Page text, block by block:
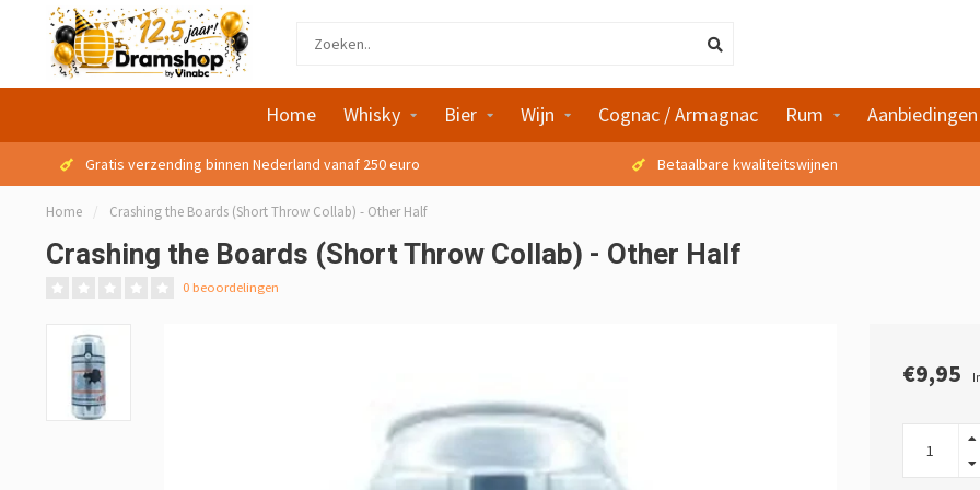
Home Whisky Bier Wijn Cognac / Armagnac Rum Aanbiedingen
Gratis verzending binnen Nederland vanaf 250 euro Betaalbare kwaliteitswijnen
Home / Crashing the Boards (Short Throw Collab) - Other Half
Crashing the Boards (Short Throw Collab) - Other Half
0 beoordelingen
€9,95